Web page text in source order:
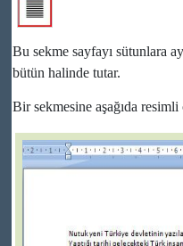
Bu sekme sayfayı sütunlara
bütün halinde tutar.
Bir sekmesine aşağıda